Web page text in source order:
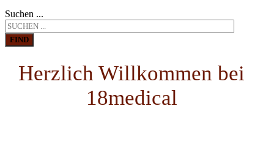
Suchen ...
FIND
Herzlich Willkommen bei
18medical